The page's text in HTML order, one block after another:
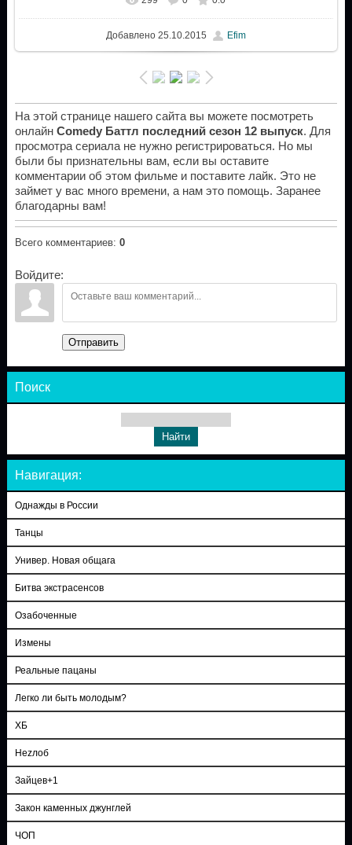
Добавлено25.10.2015 Efim
На этой странице нашего сайта вы можете посмотреть
онлайн Comedy Баттл последний сезон 12 выпуск. Для
просмотра сериала не нужно регистрироваться. Но мы
были бы признательны вам, если вы оставите
комментарии об этом фильме и поставите лайк. Это не
займет у вас много времени, а нам это помощь. Заранее
благодарны вам!
Всего комментариев: 0
Войдите:
Отправить
Поиск
Навигация:
Однажды в России
Танцы
Универ. Новая общага
Битва экстрасенсов
Озабоченные
Измены
Реальные пацаны
Легко ли быть молодым?
ХБ
Неzлоб
Зайцев+1
Закон каменных джунглей
ЧОП